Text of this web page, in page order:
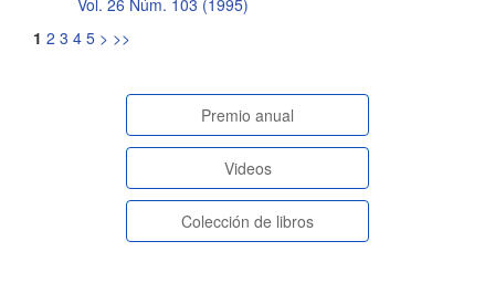
Vol. 26 Núm. 103 (1995)
1 2 3 4 5 > >>
paginasespeciales
Premio anual
Videos
Colección de libros